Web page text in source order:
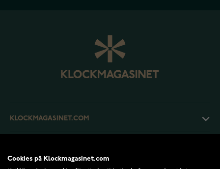
KLOCKMAGASINET.COM
Cookies på Klockmagasinet.com